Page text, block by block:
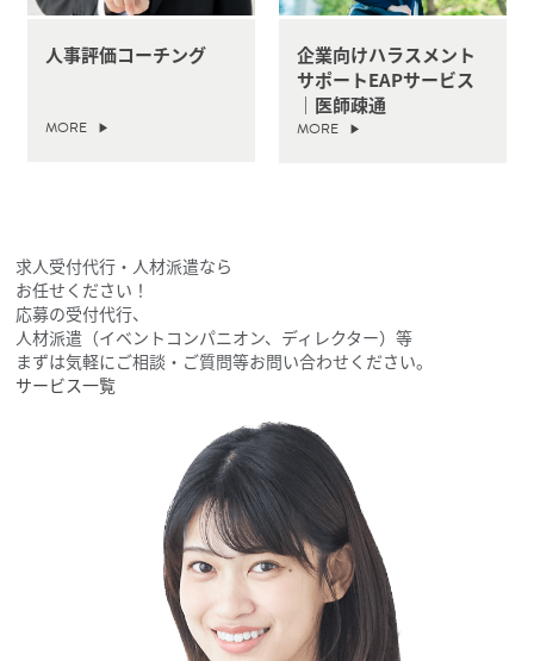
人事評価コーチング
MORE
企業向けハラスメント
サポートEAPサービス
｜医師疎通
MORE
求人受付代行・人材派遣なら
お任せください！
応募の受付代行、
人材派遣（イベントコンパニオン、ディレクター）等
まずは気軽にご相談・ご質問等お問い合わせください。
サービス一覧